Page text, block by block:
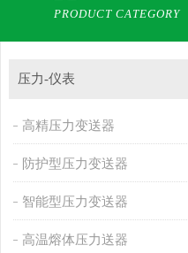
PRODUCT CATEGORY
压力-仪表
高精压力变送器
防护型压力变送器
智能型压力变送器
高温熔体压力送器